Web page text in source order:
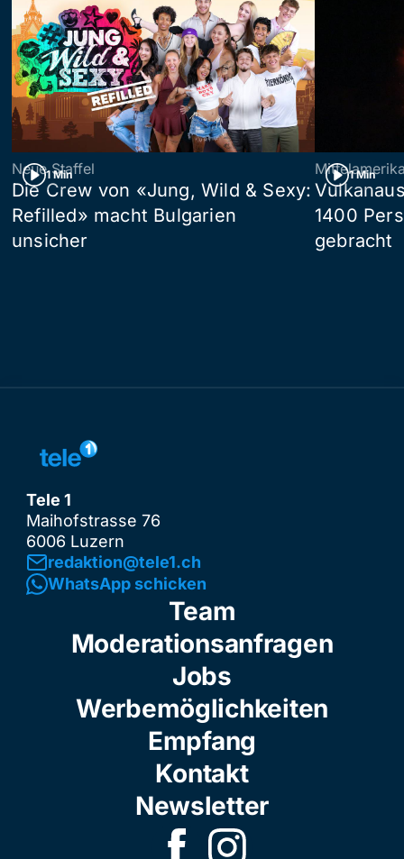
1 Min
Neue Staffel
Die Crew von «Jung, Wild & Sexy:
Refilled» macht Bulgarien
unsicher
1 Min
1400
gebracht
Tele 1
Maihofstrasse 76
6006 Luzern
redaktion@tele1.ch
WhatsApp schicken
Team
Moderationsanfragen
Jobs
Werbemöglichkeiten
Empfang
Kontakt
Newsletter